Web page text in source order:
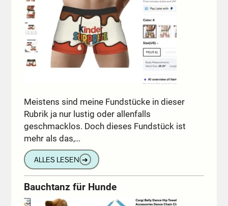
Meistens sind meine Fundstücke in dieser
Rubrik ja nur lustig oder allenfalls
geschmacklos. Doch dieses Fundstück ist
mehr als das,…
ALLES LESEN ➔
Bauchtanz für Hunde